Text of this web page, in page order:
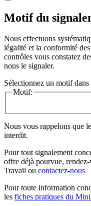
Motif du
Nous effectuons
légalité et la conformité
contrôles vous constatez
nous le signaler.
Sélectionnez un motif dans
Motif:
Nous vous rappelons que
interdit.
Pour tout signalement
offre déjà pourvue,
Travail ou contactez-nous
Pour toute information
les fiches pratiques du